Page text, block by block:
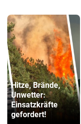
Hitze, Brände,
Unwetter:
Einsatzkräfte
gefordert!